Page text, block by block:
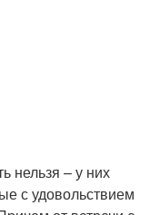
нельзя – у них
с удовольствием